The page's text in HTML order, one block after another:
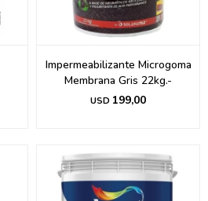
Impermeabilizante Microgoma
Membrana Gris 22kg.-
USD 199,00